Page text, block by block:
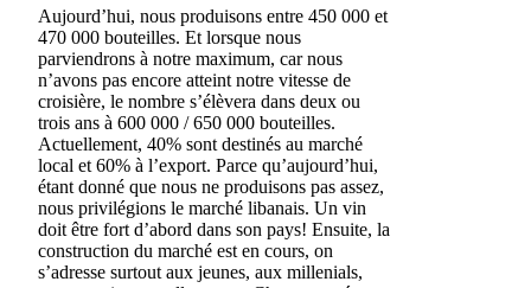
Aujourd’hui, nous produisons entre 450 000 et
470 000 bouteilles. Et lorsque nous
parviendrons à notre maximum, car nous
n’avons pas encore atteint notre vitesse de
croisière, le nombre s’élèvera dans deux ou
trois ans à 600 000 / 650 000 bouteilles.
Actuellement, 40% sont destinés au marché
local et 60% à l’export. Parce qu’aujourd’hui,
étant donné que nous ne produisons pas assez,
nous privilégions le marché libanais. Un vin
doit être fort d’abord dans son pays! Ensuite, la
construction du marché est en cours, on
s’adresse surtout aux jeunes, aux millenials,